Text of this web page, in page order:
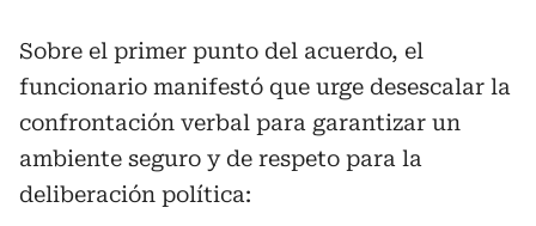
Sobre el primer punto del acuerdo, el
funcionario manifestó que urge desescalar la
confrontación verbal para garantizar un
ambiente seguro y de respeto para la
deliberación política: